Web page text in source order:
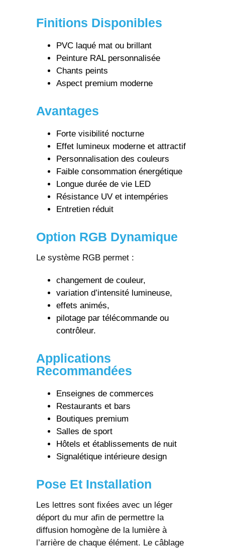
Finitions Disponibles
PVC laqué mat ou brillant
Peinture RAL personnalisée
Chants peints
Aspect premium moderne
Avantages
Forte visibilité nocturne
Effet lumineux moderne et attractif
Personnalisation des couleurs
Faible consommation énergétique
Longue durée de vie LED
Résistance UV et intempéries
Entretien réduit
Option RGB Dynamique
Le système RGB permet :
changement de couleur,
variation d’intensité lumineuse,
effets animés,
pilotage par télécommande ou
contrôleur.
Applications
Recommandées
Enseignes de commerces
Restaurants et bars
Boutiques premium
Salles de sport
Hôtels et établissements de nuit
Signalétique intérieure design
Pose Et Installation
Les lettres sont fixées avec un léger
déport du mur afin de permettre la
diffusion homogène de la lumière à
l’arrière de chaque élément. Le câblage